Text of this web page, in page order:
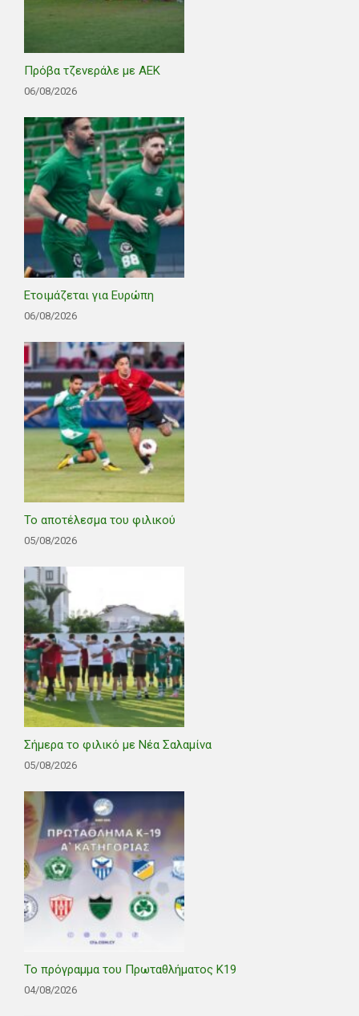
Πρόβα τζενεράλε με ΑΕΚ
06/08/2026
Ετοιμάζεται για Ευρώπη
06/08/2026
Το αποτέλεσμα του φιλικού
05/08/2026
Σήμερα το φιλικό με Νέα Σαλαμίνα
05/08/2026
Το πρόγραμμα του Πρωταθλήματος Κ19
04/08/2026